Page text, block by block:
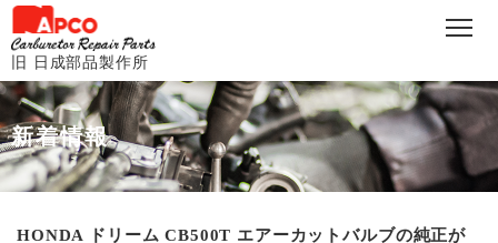
旧 日成部品製作所
新着情報
HONDA ドリーム CB500T エアーカットバルブの純正が